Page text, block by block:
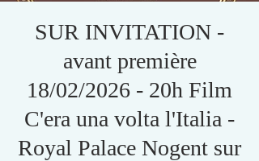
SUR INVITATION -
avant première
18/02/2026 - 20h Film
C'era una volta l'Italia -
Royal Palace Nogent sur